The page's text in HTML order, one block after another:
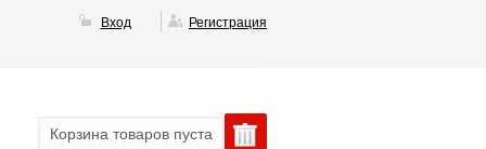
Вход Регистрация
Корзина товаров пуста